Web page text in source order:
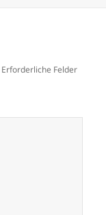
Erforderliche Felder